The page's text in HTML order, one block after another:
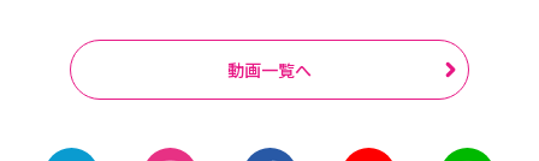
動画一覧へ